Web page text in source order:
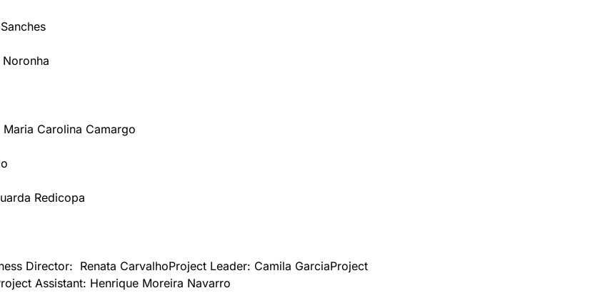
Carolina Camargo
Redicopa
Director:  Renata CarvalhoProject Leader: Camila GarciaProject
Assistant: Henrique Moreira Navarro